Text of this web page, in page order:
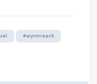
#wyrmreach